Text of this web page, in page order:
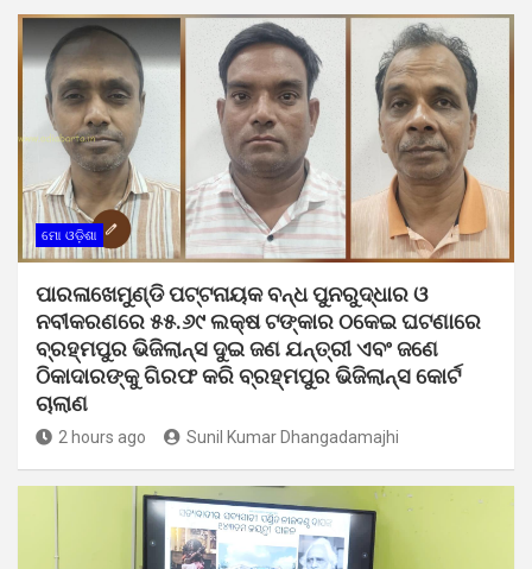
ମୋ ଓଡ଼ିଶା
ପାରଳାଖେମୁଣ୍ଡି ପଟ୍ଟନାୟକ ବନ୍ଧ ପୁନରୁଦ୍ଧାର ଓ
ନବୀକରଣରେ ୫୫.୬୯ ଲକ୍ଷ ଟଙ୍କାର ଠକେଇ ଘଟଣାରେ
ବ୍ରହ୍ମପୁର ଭିଜିଲାନ୍ସ ଦୁଇ ଜଣ ଯନ୍ତ୍ରୀ ଏବଂ ଜଣେ
ଠିକାଦାରଙ୍କୁ ଗିରଫ କରି ବ୍ରହ୍ମପୁର ଭିଜିଲାନ୍ସ କୋର୍ଟ
ଚାଲାଣ
2 hours ago Sunil Kumar Dhangadamajhi